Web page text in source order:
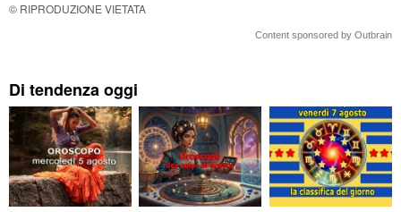
© RIPRODUZIONE VIETATA
Content sponsored by Outbrain
Di tendenza oggi